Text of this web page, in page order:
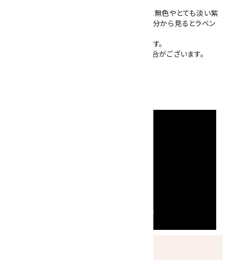
また、メイン画像の様な平面の部分から見ると無色やとても淡い紫
色をしていますが、5枚目の写真の様な端の部分から見るとラベン
木の台が付きますので、置き飾りにおすすめです。
※ご使用のモニターにより、色が濃く見える場合がございます。